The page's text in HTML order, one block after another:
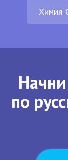
Химия
по